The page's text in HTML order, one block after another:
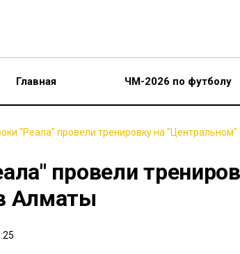
Главная ЧМ-2026 по футболу
"Реала" провели тренировку на
провели
Алматы